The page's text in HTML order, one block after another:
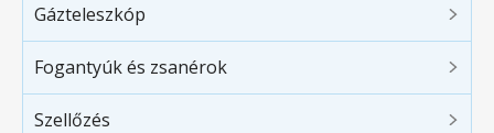
Gázteleszkóp
Fogantyúk és zsanérok
Szellőzés